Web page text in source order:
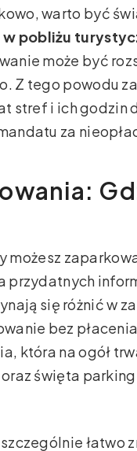
warto być
w pobliżu
może być
Z tego powodu
stref i ich godzin
za
przydatnych
się różnić w
bez
która na ogół
święta
łatwo